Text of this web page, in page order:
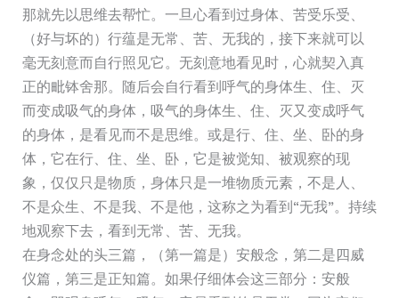
那就先以思维去帮忙。一旦心看到过身体、苦受乐受、
（好与坏的）行蕴是无常、苦、无我的，接下来就可以
毫无刻意而自行照见它。无刻意地看见时，心就契入真
正的毗钵舍那。随后会自行看到呼气的身体生、住、灭
而变成吸气的身体，吸气的身体生、住、灭又变成呼气
的身体，是看见而不是思维。或是行、住、坐、卧的身
体，它在行、住、坐、卧，它是被觉知、被观察的现
象，仅仅只是物质，身体只是一堆物质元素，不是人、
不是众生、不是我、不是他，这称之为看到“无我”。持续
地观察下去，看到无常、苦、无我。
在身念处的头三篇，（第一篇是）安般念，第二是四威
仪篇，第三是正知篇。如果仔细体会这三部分：安般